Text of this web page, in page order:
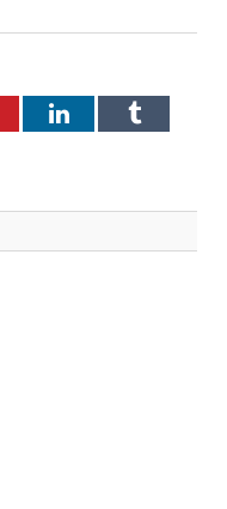
LinkedInTumblr